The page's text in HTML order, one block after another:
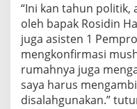
“Ini kan tahun politik,
oleh bapak Rosidin
juga asisten 1
mengkonfirmasi
rumahnya juga
saya harus
disalahgunakan.”